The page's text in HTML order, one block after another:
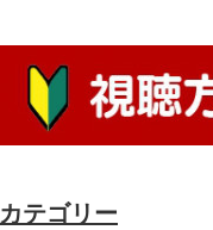
カテゴリー